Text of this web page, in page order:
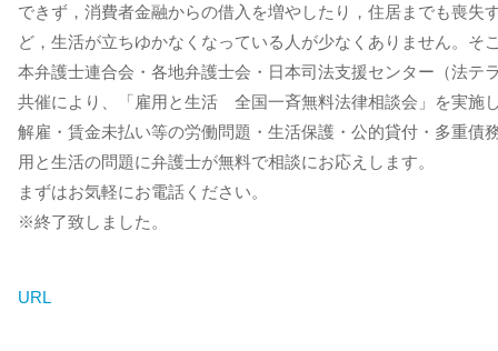
できず，消費者金融からの借入を増やしたり，住居までも喪失
ど，生活が立ちゆかなくなっている人が少なくありません。そ
本弁護士連合会・各地弁護士会・日本司法支援センター（法テ
共催により、「雇用と生活 全国一斉無料法律相談会」を実施
解雇・賃金未払い等の労働問題・生活保護・公的貸付・多重債
用と生活の問題に弁護士が無料で相談にお応えします。
まずはお気軽にお電話ください。
※終了致しました。
URL